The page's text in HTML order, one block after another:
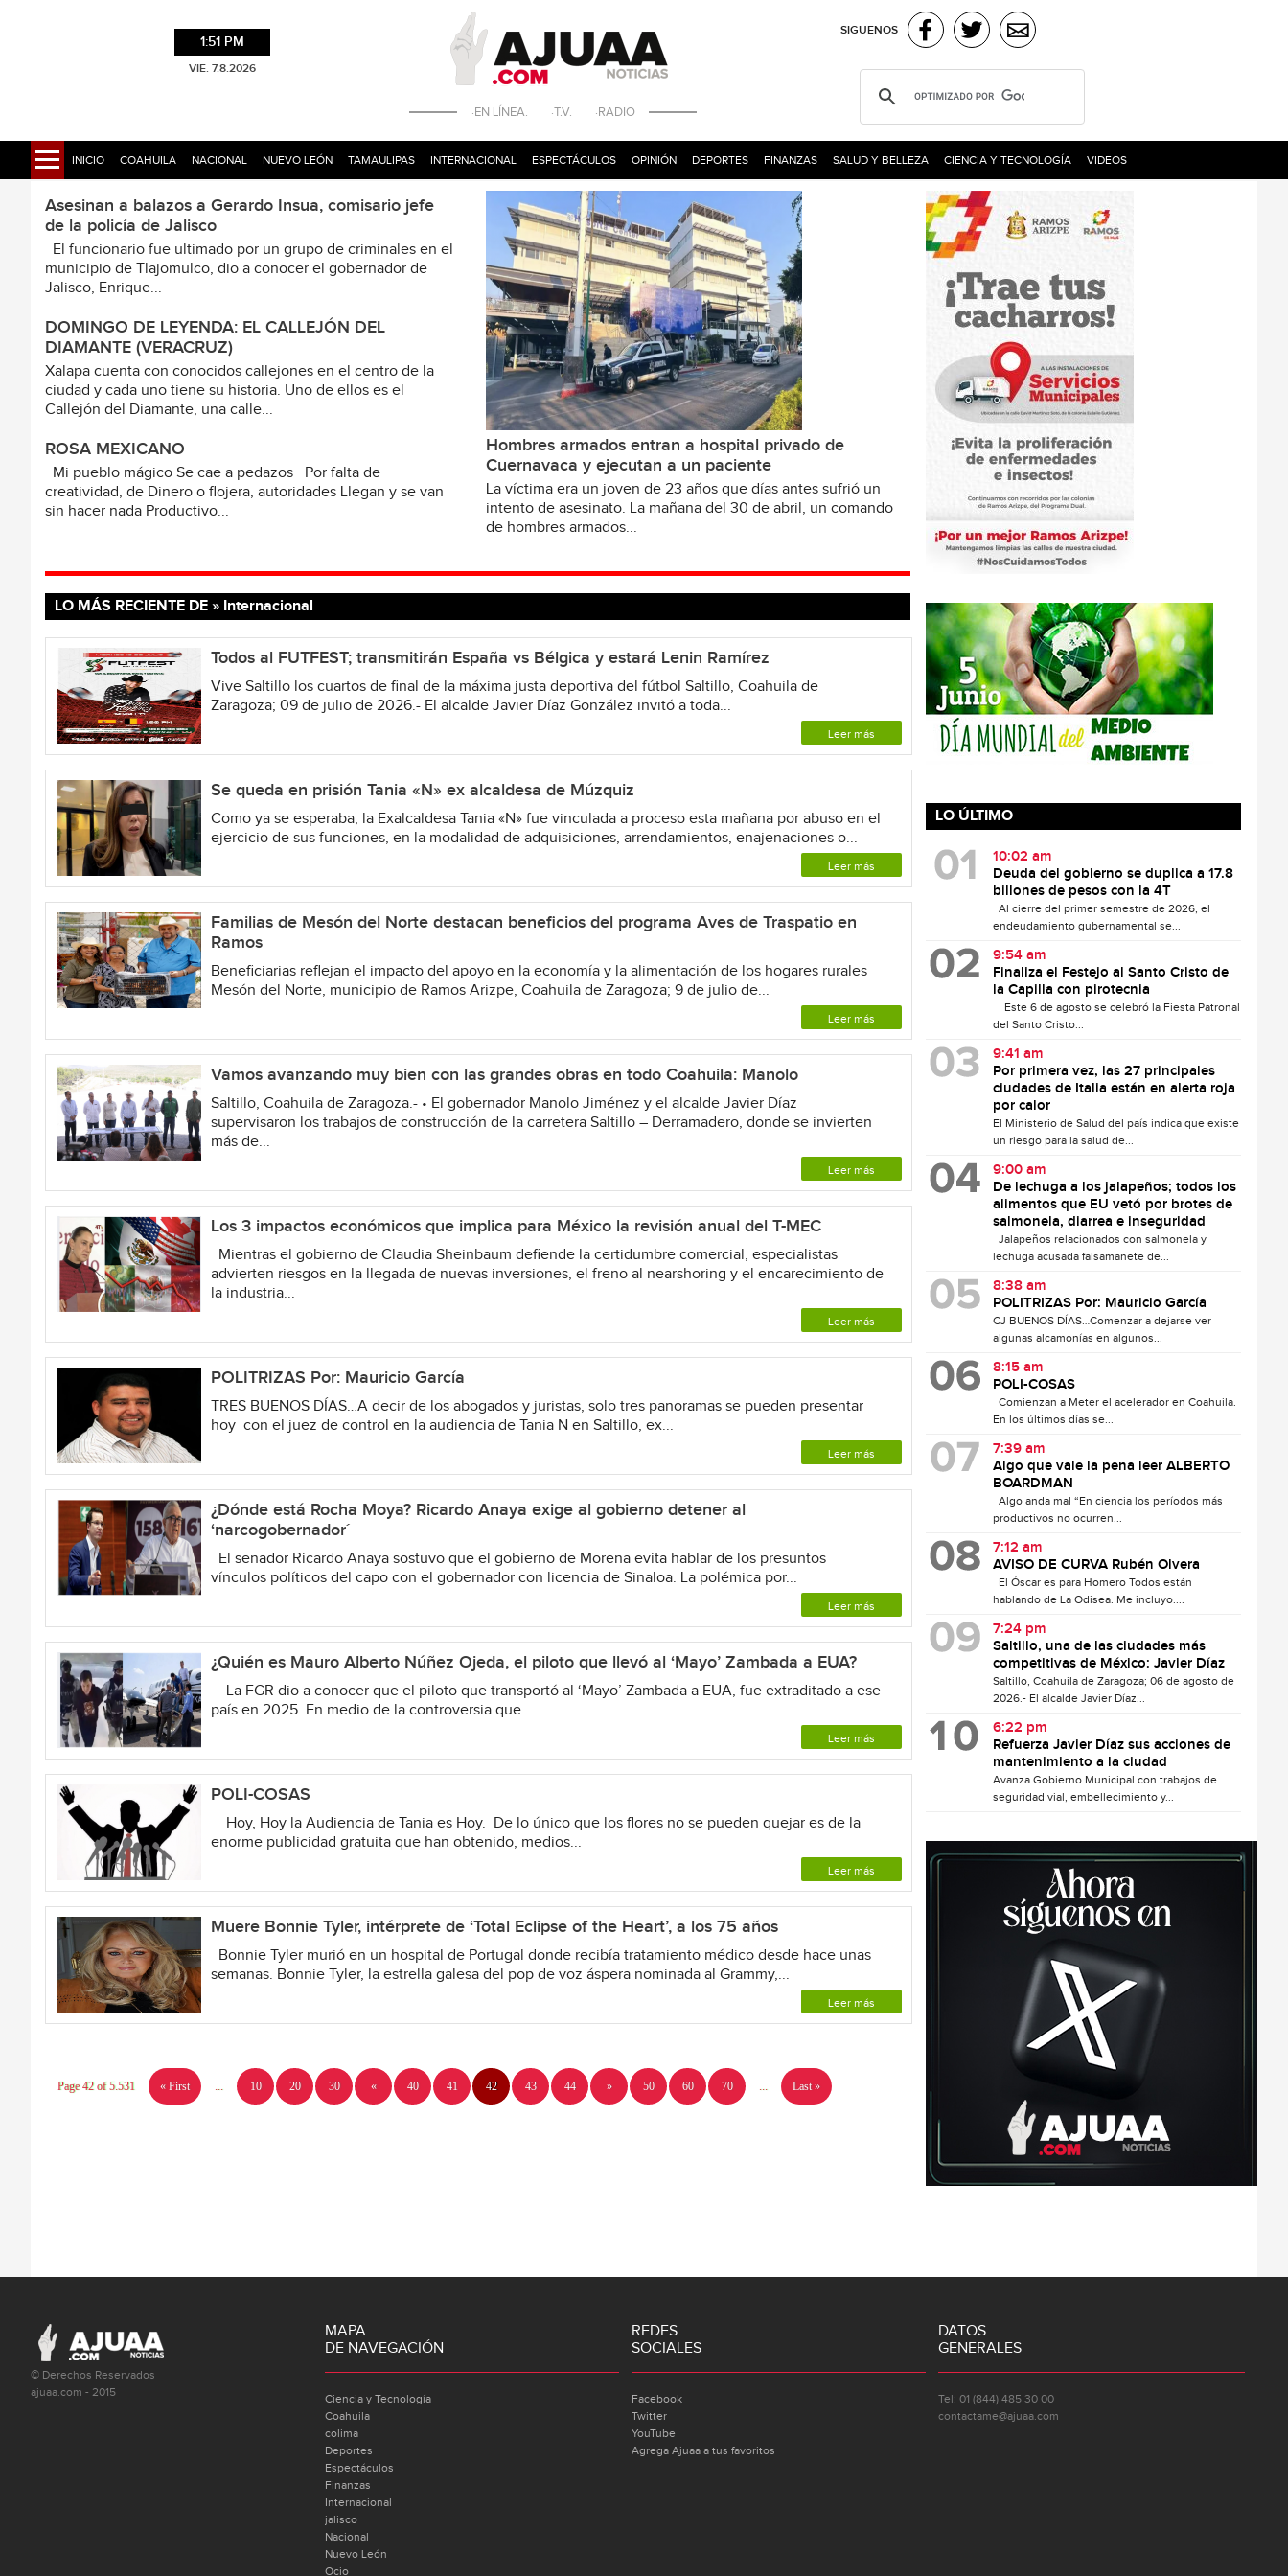
1:51 PM
VIE. 7.8.2026
·EN LÍNEA. ·T.V. ·RADIO
SIGUENOS
INICIO COAHUILA NACIONAL NUEVO LEÓN TAMAULIPAS INTERNACIONAL ESPECTÁCULOS OPINIÓN DEPORTES FINANZAS SALUD Y BELLEZA CIENCIA Y TECNOLOGÍA VIDEOS
Hombres armados entran a hospital privado de
Cuernavaca y ejecutan a un paciente
La víctima era un joven de 23 años que días antes sufrió un
intento de asesinato. La mañana del 30 de abril, un comando
de hombres armados...
Asesinan a balazos a Gerardo Insua, comisario jefe
de la policía de Jalisco
El funcionario fue ultimado por un grupo de criminales en el
municipio de Tlajomulco, dio a conocer el gobernador de
Jalisco, Enrique...
DOMINGO DE LEYENDA: EL CALLEJÓN DEL
DIAMANTE (VERACRUZ)
Xalapa cuenta con conocidos callejones en el centro de la
ciudad y cada uno tiene su historia. Uno de ellos es el
Callejón del Diamante, una calle...
ROSA MEXICANO
Mi pueblo mágico Se cae a pedazos Por falta de
creatividad, de Dinero o flojera, autoridades Llegan y se van
sin hacer nada Productivo...
LO MÁS RECIENTE DE » Internacional
Todos al FUTFEST; transmitirán España vs Bélgica y estará Lenin Ramírez
Vive Saltillo los cuartos de final de la máxima justa deportiva del fútbol Saltillo, Coahuila de
Zaragoza; 09 de julio de 2026.- El alcalde Javier Díaz González invitó a toda...
Leer más
Se queda en prisión Tania «N» ex alcaldesa de Múzquiz
Como ya se esperaba, la Exalcaldesa Tania «N» fue vinculada a proceso esta mañana por abuso en el
ejercicio de sus funciones, en la modalidad de adquisiciones, arrendamientos, enajenaciones o...
Leer más
Familias de Mesón del Norte destacan beneficios del programa Aves de Traspatio en
Ramos
Beneficiarias reflejan el impacto del apoyo en la economía y la alimentación de los hogares rurales
Mesón del Norte, municipio de Ramos Arizpe, Coahuila de Zaragoza; 9 de julio de...
Leer más
Vamos avanzando muy bien con las grandes obras en todo Coahuila: Manolo
Saltillo, Coahuila de Zaragoza.- • El gobernador Manolo Jiménez y el alcalde Javier Díaz
supervisaron los trabajos de construcción de la carretera Saltillo – Derramadero, donde se invierten
más de...
Leer más
Los 3 impactos económicos que implica para México la revisión anual del T-MEC
Mientras el gobierno de Claudia Sheinbaum defiende la certidumbre comercial, especialistas
advierten riesgos en la llegada de nuevas inversiones, el freno al nearshoring y el encarecimiento de
la industria...
Leer más
POLITRIZAS Por: Mauricio García
TRES BUENOS DÍAS…A decir de los abogados y juristas, solo tres panoramas se pueden presentar
hoy con el juez de control en la audiencia de Tania N en Saltillo, ex...
Leer más
¿Dónde está Rocha Moya? Ricardo Anaya exige al gobierno detener al
‘narcogobernador´
El senador Ricardo Anaya sostuvo que el gobierno de Morena evita hablar de los presuntos
vínculos políticos del capo con el gobernador con licencia de Sinaloa. La polémica por...
Leer más
¿Quién es Mauro Alberto Núñez Ojeda, el piloto que llevó al ‘Mayo’ Zambada a EUA?
La FGR dio a conocer que el piloto que transportó al ‘Mayo’ Zambada a EUA, fue extraditado a ese
país en 2025. En medio de la controversia que...
Leer más
POLI-COSAS
Hoy, Hoy la Audiencia de Tania es Hoy. De lo único que los flores no se pueden quejar es de la
enorme publicidad gratuita que han obtenido, medios...
Leer más
Muere Bonnie Tyler, intérprete de ‘Total Eclipse of the Heart’, a los 75 años
Bonnie Tyler murió en un hospital de Portugal donde recibía tratamiento médico desde hace unas
semanas. Bonnie Tyler, la estrella galesa del pop de voz áspera nominada al Grammy,...
Leer más
Page 42 of 5.531 « First ... 10 20 30 « 40 41 42 43 44 » 50 60 70 ... Last »
LO ÚLTIMO
10:02 am
Deuda del gobierno se duplica a 17.8
billones de pesos con la 4T
Al cierre del primer semestre de 2026, el
endeudamiento gubernamental se...
9:54 am
Finaliza el Festejo al Santo Cristo de
la Capilla con pirotecnia
Este 6 de agosto se celebró la Fiesta Patronal
del Santo Cristo...
9:41 am
Por primera vez, las 27 principales
ciudades de Italia están en alerta roja
por calor
El Ministerio de Salud del país indica que existe
un riesgo para la salud de...
9:00 am
De lechuga a los jalapeños; todos los
alimentos que EU vetó por brotes de
salmonela, diarrea e inseguridad
Jalapeños relacionados con salmonela y
lechuga acusada falsamanete de...
8:38 am
POLITRIZAS Por: Mauricio García
CJ BUENOS DÍAS…Comenzar a dejarse ver
algunas alcamonías en algunos...
8:15 am
POLI-COSAS
Comienzan a Meter el acelerador en Coahuila.
En los últimos días se...
7:39 am
Algo que vale la pena leer ALBERTO
BOARDMAN
Algo anda mal “En ciencia los períodos más
productivos no ocurren...
7:12 am
AVISO DE CURVA Rubén Olvera
El Óscar es para Homero Todos están
hablando de La Odisea. Me incluyo....
7:24 pm
Saltillo, una de las ciudades más
competitivas de México: Javier Díaz
Saltillo, Coahuila de Zaragoza; 06 de agosto de
2026.- El alcalde Javier Díaz...
6:22 pm
Refuerza Javier Díaz sus acciones de
mantenimiento a la ciudad
Avanza Gobierno Municipal con trabajos de
seguridad vial, embellecimiento y...
© Derechos Reservados
ajuaa.com - 2015
MAPA
DE NAVEGACIÓN
Ciencia y Tecnología
Coahuila
colima
Deportes
Espectáculos
Finanzas
Internacional
jalisco
Nacional
Nuevo León
Ocio
REDES
SOCIALES
Facebook
Twitter
YouTube
Agrega Ajuaa a tus favoritos
DATOS
GENERALES
Tel: 01 (844) 485 30 00
contactame@ajuaa.com